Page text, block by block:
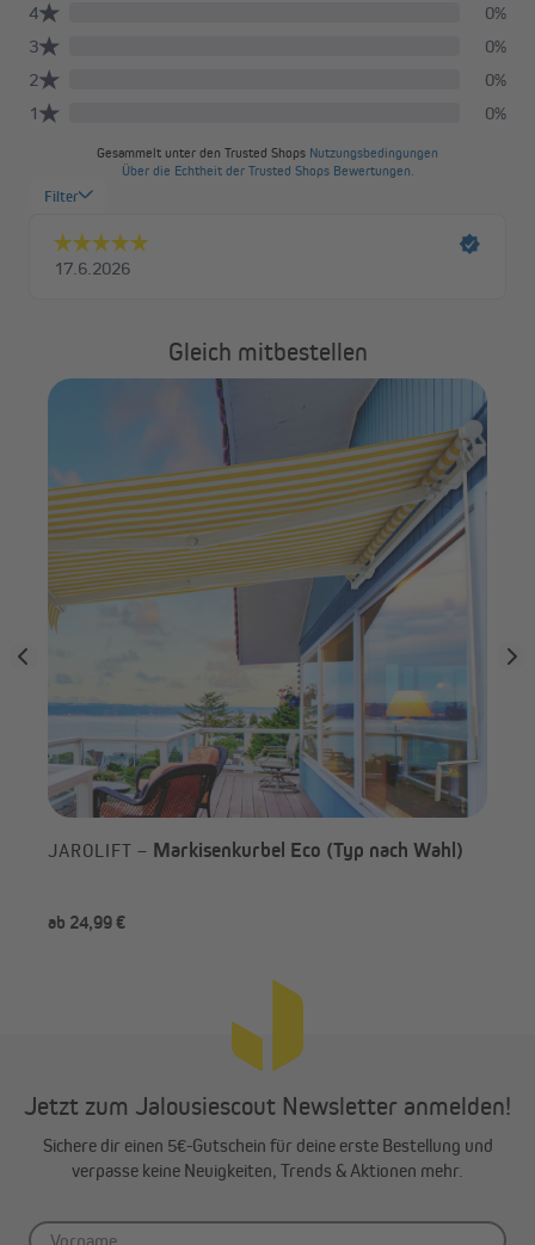
Gleich mitbestellen
JAROLIFT – Markisenkurbel Eco (Typ nach Wahl)
ab 24,99 €
Jetzt zum Jalousiescout Newsletter anmelden!
Sichere dir einen 5€-Gutschein für deine erste Bestellung und
verpasse keine Neuigkeiten, Trends & Aktionen mehr.